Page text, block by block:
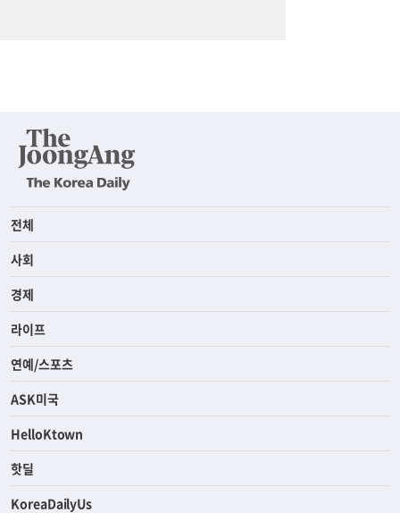
전체
사회
경제
라이프
연예/스포츠
ASK미국
HelloKtown
핫딜
KoreaDailyUs